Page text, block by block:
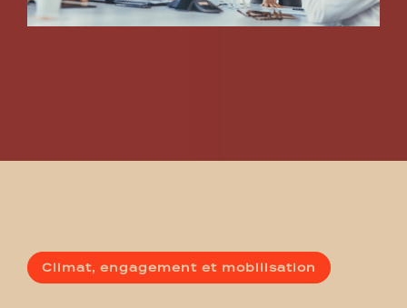
Climat, engagement et mobilisation